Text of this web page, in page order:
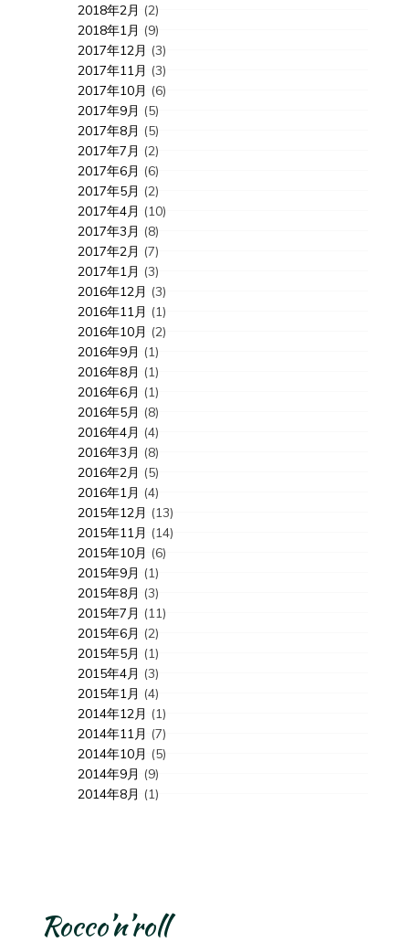
2018年2月 (2)
2018年1月 (9)
2017年12月 (3)
2017年11月 (3)
2017年10月 (6)
2017年9月 (5)
2017年8月 (5)
2017年7月 (2)
2017年6月 (6)
2017年5月 (2)
2017年4月 (10)
2017年3月 (8)
2017年2月 (7)
2017年1月 (3)
2016年12月 (3)
2016年11月 (1)
2016年10月 (2)
2016年9月 (1)
2016年8月 (1)
2016年6月 (1)
2016年5月 (8)
2016年4月 (4)
2016年3月 (8)
2016年2月 (5)
2016年1月 (4)
2015年12月 (13)
2015年11月 (14)
2015年10月 (6)
2015年9月 (1)
2015年8月 (3)
2015年7月 (11)
2015年6月 (2)
2015年5月 (1)
2015年4月 (3)
2015年1月 (4)
2014年12月 (1)
2014年11月 (7)
2014年10月 (5)
2014年9月 (9)
2014年8月 (1)
Rocco’n’roll